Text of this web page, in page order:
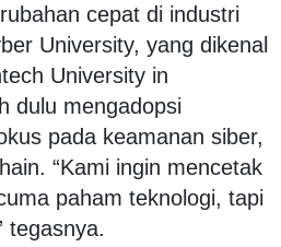
cepat di industri
University, yang dikenal
University in
dulu mengadopsi
pada keamanan siber,
“Kami ingin mencetak
paham teknologi, tapi
tegasnya.